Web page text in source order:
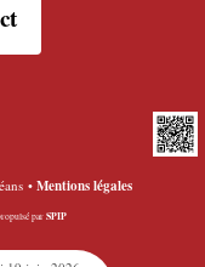
• Mentions légales
par SPIP